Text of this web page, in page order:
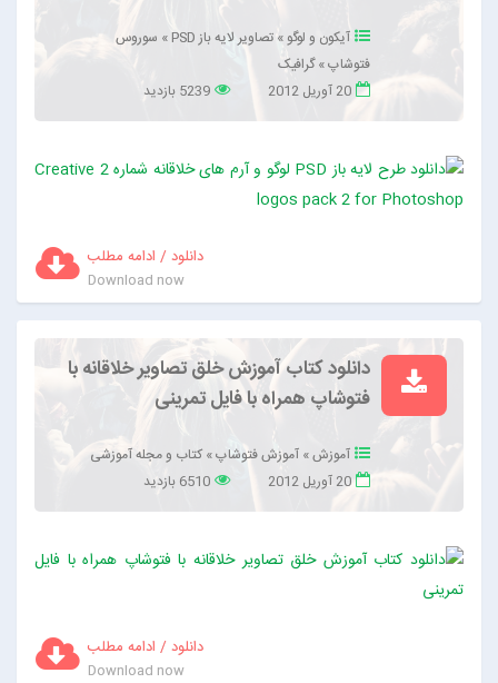
آیکون و لوگو »تصاویر لایه باز PSD » سوروس
فتوشاپ»گرافیک
20 آوریل 2012
5239 بازدید
دانلود / ادامه مطلب
Download now
دانلود کتاب آموزش خلق تصاویر خلاقانه با
فتوشاپ همراه با فایل تمرینی
آموزش»آموزش فتوشاپ»کتاب و مجله آموزشی
20 آوریل 2012
6510 بازدید
دانلود / ادامه مطلب
Download now